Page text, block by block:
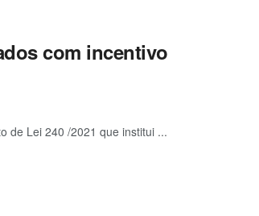
com incentivo
de Lei 240 /2021 que institui ...